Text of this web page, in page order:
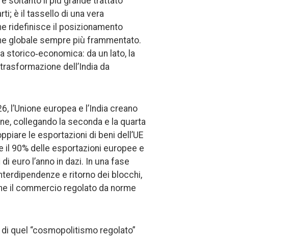
è il tassello di una vera
ridefinisce il posizionamento
globale sempre più frammentato.
storico‑economica: da un lato, la
dell’India da
l’Unione europea e l’India creano
collegando la seconda e la quarta
le esportazioni di beni dell’UE
il 90% delle esportazioni europee e
euro l’anno in dazi. In una fase
e ritorno dei blocchi,
il commercio regolato da norme
quel “cosmopolitismo regolato”